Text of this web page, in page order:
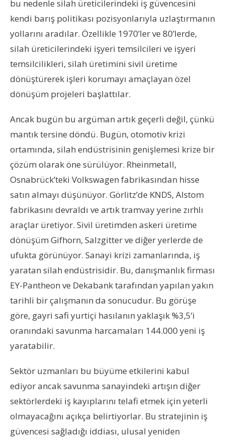
bu nedenle silah üreticilerindeki iş güvencesini
kendi barış politikası pozisyonlarıyla uzlaştırmanın
yollarını aradılar. Özellikle 1970’ler ve 80’lerde,
silah üreticilerindeki işyeri temsilcileri ve işyeri
temsilcilikleri, silah üretimini sivil üretime
dönüştürerek işleri korumayı amaçlayan özel
dönüşüm projeleri başlattılar.
Ancak bugün bu argüman artık geçerli değil, çünkü
mantık tersine döndü. Bugün, otomotiv krizi
ortamında, silah endüstrisinin genişlemesi krize bir
çözüm olarak öne sürülüyor. Rheinmetall,
Osnabrück’teki Volkswagen fabrikasından hisse
satın almayı düşünüyor. Görlitz’de KNDS, Alstom
fabrikasını devraldı ve artık tramvay yerine zırhlı
araçlar üretiyor. Sivil üretimden askeri üretime
dönüşüm Gifhorn, Salzgitter ve diğer yerlerde de
ufukta görünüyor. Sanayi krizi zamanlarında, iş
yaratan silah endüstrisidir. Bu, danışmanlık firması
EY-Pantheon ve Dekabank tarafından yapılan yakın
tarihli bir çalışmanın da sonucudur. Bu görüşe
göre, gayri safi yurtiçi hasılanın yaklaşık %3,5’i
oranındaki savunma harcamaları 144.000 yeni iş
yaratabilir.
Sektör uzmanları bu büyüme etkilerini kabul
ediyor ancak savunma sanayindeki artışın diğer
sektörlerdeki iş kayıplarını telafi etmek için yeterli
olmayacağını açıkça belirtiyorlar. Bu stratejinin iş
güvencesi sağladığı iddiası, ulusal yeniden